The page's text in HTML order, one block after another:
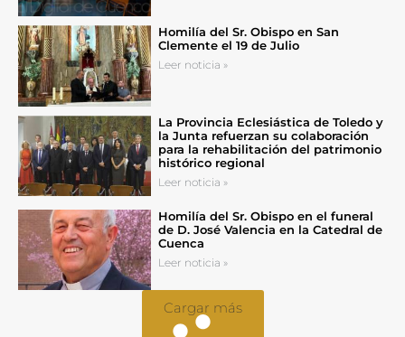
Homilía del Sr. Obispo en San
Clemente el 19 de Julio
Leer noticia »
La Provincia Eclesiástica de Toledo y
la Junta refuerzan su colaboración
para la rehabilitación del patrimonio
histórico regional
Leer noticia »
Homilía del Sr. Obispo en el funeral
de D. José Valencia en la Catedral de
Cuenca
Leer noticia »
Cargar más